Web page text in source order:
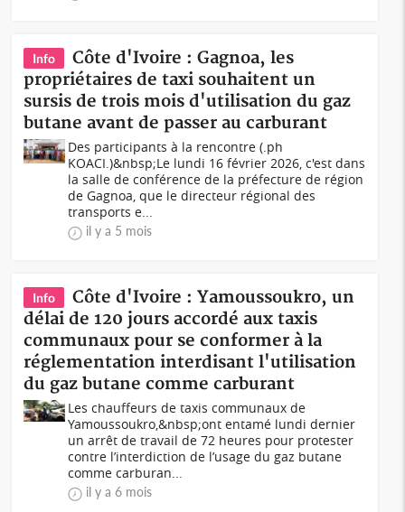
Info
Côte d'Ivoire : Gagnoa, les
propriétaires de taxi souhaitent un
sursis de trois mois d'utilisation du gaz
butane avant de passer au carburant
Des participants à la rencontre (.ph
KOACI.)&nbsp;Le lundi 16 février 2026, c'est dans
la salle de conférence de la préfecture de région
de Gagnoa, que le directeur régional des
transports e...
il y a 5 mois
Info
Côte d'Ivoire : Yamoussoukro, un
délai de 120 jours accordé aux taxis
communaux pour se conformer à la
réglementation interdisant l'utilisation
du gaz butane comme carburant
Les chauffeurs de taxis communaux de
Yamoussoukro,&nbsp;ont entamé lundi dernier
un arrêt de travail de 72 heures pour protester
contre l’interdiction de l’usage du gaz butane
comme carburan...
il y a 6 mois